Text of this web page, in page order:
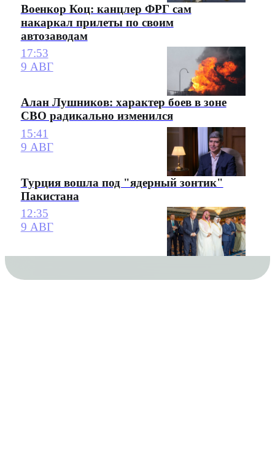
Военкор Коц: канцлер ФРГ сам
накаркал прилеты по своим
автозаводам
17:53
9 АВГ
Алан Лушников: характер боев в зоне
СВО радикально изменился
15:41
9 АВГ
Турция вошла под "ядерный зонтик"
Пакистана
12:35
9 АВГ